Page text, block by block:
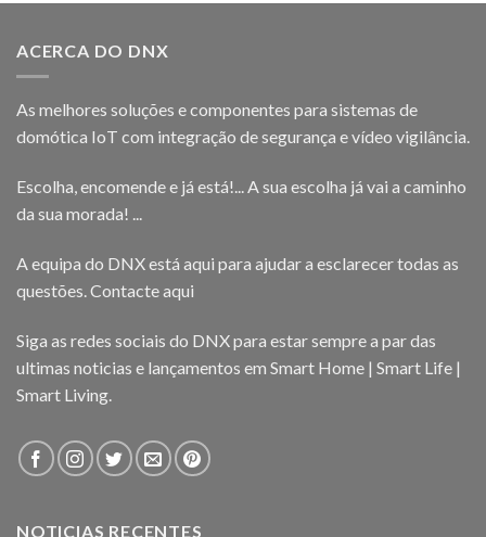
ACERCA DO DNX
As melhores soluções e componentes para sistemas de
domótica IoT com integração de segurança e vídeo vigilância.
Escolha, encomende e já está!... A sua escolha já vai a caminho
da sua morada! ...
A equipa do DNX está aqui para ajudar a esclarecer todas as
questões.Contacte aqui
Siga as redes sociais do DNX para estar sempre a par das
ultimas noticias e lançamentos em Smart Home | Smart Life |
Smart Living.
NOTICIAS RECENTES